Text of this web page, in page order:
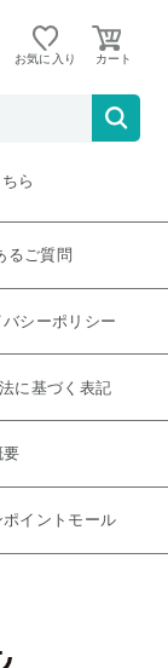
お気に入り
だいま取り扱い
ら
るご質問
バシーポリシー
に基づく表記
要
ポイントモール